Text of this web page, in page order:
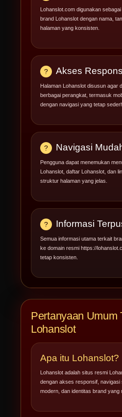
Lohanslot.com digunakan
brand Lohanslot dengan nama,
halaman yang konsisten.
Akses
Halaman Lohanslot disusun agar
berbagai perangkat, termasuk
dengan navigasi yang tetap
Navigasi
Pengguna dapat menemukan
Lohanslot, daftar Lohanslot, dan
struktur halaman yang jelas.
Informasi
Semua informasi utama terkait
ke domain resmi https://
tetap konsisten.
Pertanyaan Umum
Lohanslot
Apa itu Lohanslot?
Lohanslot adalah situs resmi
dengan akses responsif, navigasi
modern, dan identitas brand yang